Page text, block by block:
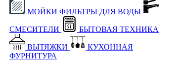
МОЙКИ ФИЛЬТРЫ ДЛЯ ВОДЫ
СМЕСИТЕЛИ БЫТОВАЯ ТЕХНИКА
ВЫТЯЖКИ
КУХОННАЯ
ФУРНИТУРА